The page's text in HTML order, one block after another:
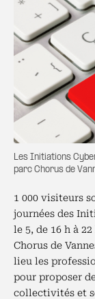
Les Initiations
parc Chorus de
1 000 visiteurs
journées des
le 5, de 16 h à
Chorus de
lieu les
pour proposer
collectivités et